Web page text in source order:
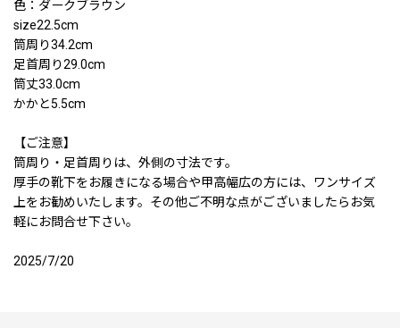
色：ダークブラウン
size22.5cm
筒周り34.2cm
足首周り29.0cm
筒丈33.0cm
かかと5.5cm
【ご注意】
筒周り・足首周りは、外側の寸法です。
厚手の靴下をお履きになる場合や甲高幅広の方には、ワンサイズ
上をお勧めいたします。その他ご不明な点がございましたらお気
軽にお問合せ下さい。
2025/7/20